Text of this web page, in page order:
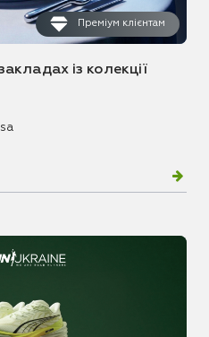
Преміум клієнтам
із колекції